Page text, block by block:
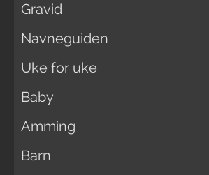
Gravid
Navneguiden
Uke for uke
Baby
Amming
Barn